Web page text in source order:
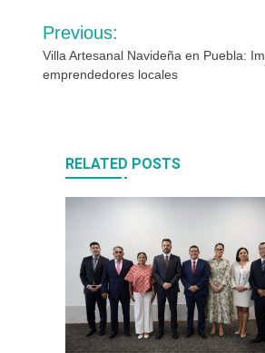
Navegación
de
Previous:
Villa Artesanal Navideña en Puebla:
emprendedores locales
RELATED POSTS